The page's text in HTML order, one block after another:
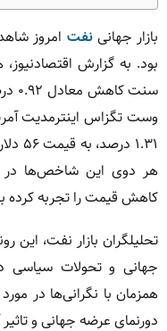
بازار جهانی نفت امروز
هر دوی این شاخص‌ها در
کاهش قیمت را تجربه کرده
تحلیلگران بازار نفت، این
جهانی و تحولات سیاسی
همزمان با نگرانی‌ها در
دورنمای عرضه جهانی و